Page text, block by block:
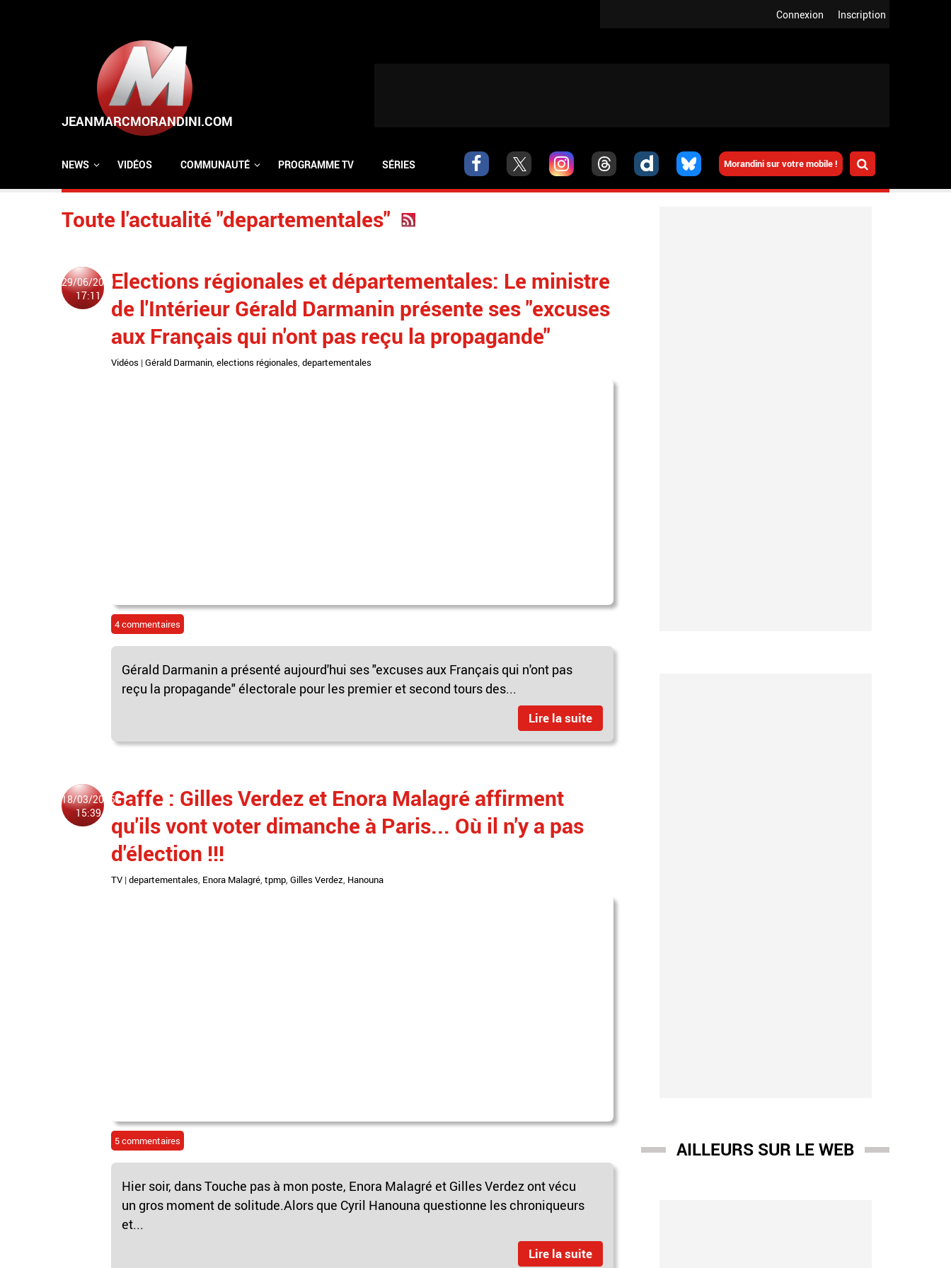
Inscription
Connexion
Morandini sur votre mobile !
NEWS VIDÉOS COMMUNAUTÉ PROGRAMME TV SÉRIES
Toute l'actualité "departementales"
29/06/2021
17:11
Elections régionales et départementales: Le ministre
de l'Intérieur Gérald Darmanin présente ses "excuses
aux Français qui n'ont pas reçu la propagande"
Vidéos | Gérald Darmanin, elections régionales, departementales
4 commentaires
Gérald Darmanin a présenté aujourd'hui ses "excuses aux Français qui n'ont pas
reçu la propagande" électorale pour les premier et second tours des...
Lire la suite
18/03/2015
15:39
Gaffe : Gilles Verdez et Enora Malagré affirment
qu'ils vont voter dimanche à Paris... Où il n'y a pas
d'élection !!!
TV | departementales Enora Malagré tpmp Gilles Verdez Hanouna
5 commentaires
Hier soir, dans Touche pas à mon poste, Enora Malagré et Gilles Verdez ont vécu
un gros moment de solitude.Alors que Cyril Hanouna questionne les chroniqueurs
et...
Lire la suite
AILLEURS SUR LE WEB